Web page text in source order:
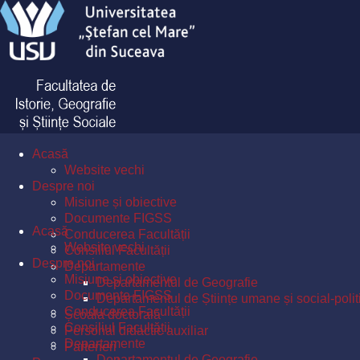
Acasă
Website vechi
Despre noi
Misiune și obiective
Documente FIGSS
Conducerea Facultății
Consiliul Facultății
Departamente
Departamentul de Geografie
Departamentul de Științe umane și social-
Școala doctorală
Personal didactic auxiliar
Parteneri
Acasă
Website vechi
Despre noi
Misiune și obiective
Documente FIGSS
Conducerea Facultății
Consiliul Facultății
Departamente